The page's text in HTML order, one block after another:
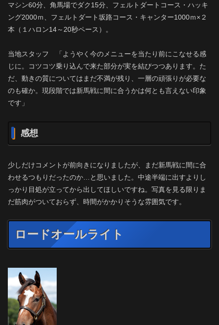
マシン60分、角馬場でダク15分、フェルトダートコース・ハッキ
ング2000ｍ、フェルトダート坂路コース・キャンター1000ｍ×２
本（１ハロン14～20秒ペース）。
当地スタッフ 「ようやく今のメニューを当たり前にこなせる感
じに。コツコツ乗り込んで来た部分が実を結びつつあります。た
だ、動きの質についてはまだ不満が残り、一層の頑張りが必要な
のも確か。現段階では新馬戦に間に合うかは何とも言えない印象
です」
感想
少しだけコメントが前向きになりましたが、まだ新馬戦に間に合
わせるつもりだったのか…と思いました。中途半端に出すよりし
っかり目処が立ってから出してほしいですね。写真を見る限りま
だ筋肉がついておらず、時間がかかりそうな雰囲気です。
ロードオールライト